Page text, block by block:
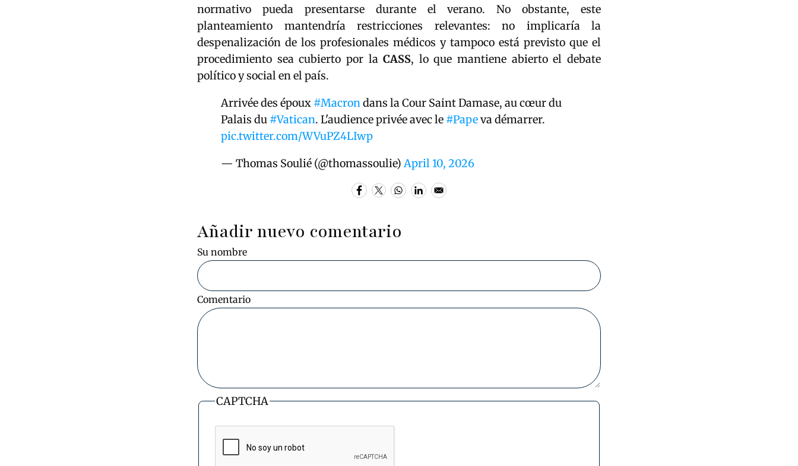
normativo pueda presentarse durante el verano. No obstante, este
planteamiento mantendría restricciones relevantes: no implicaría la
despenalización de los profesionales médicos y tampoco está previsto que el
procedimiento sea cubierto por laCASS, lo que mantiene abierto el debate
político y social en el país.
Arrivée des époux #Macrondans la Cour Saint Damase, au cœur du
Palais du #Vatican. L'audience privée avec le #Papeva démarrer.
pic.twitter.com/WVuPZ4LIwp
— Thomas Soulié (@thomassoulie)April 10, 2026
Añadir nuevo comentario
Su nombre
Comentario
CAPTCHA